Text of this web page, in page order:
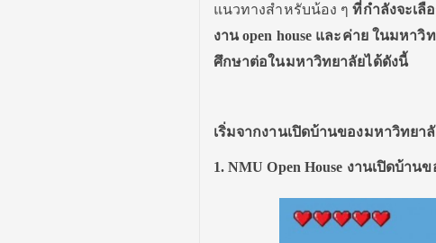
แนวทางสําหรับน้อง ๆที่กําลังจะเลือ
งาน open house และค่าย ในมหา
ศึกษาต่อในมหาวิทยาลัยได้ดังนี้
เริ่มจากงานเปิดบ้านของมหาวิทยา
1. NMU Open House งานเปิดบ้า